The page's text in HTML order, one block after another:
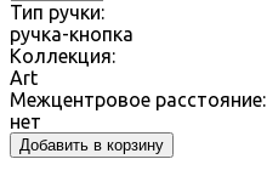
Тип ручки:
ручка-кнопка
Коллекция:
Art
Межцентровое расстояние:
нет
Добавить в корзину